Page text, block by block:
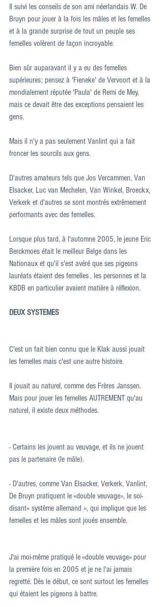
Il suivi les conseils de son ami néerlandais W. De
Bruyn pour jouer à la fois les mâles et les femelles
et à la grande surprise de tout un peuple ses
femelles volèrent de façon incroyable.
Bien sûr auparavant il y a eu des femelles
supérieures; pensez à 'Fieneke' de Vervoort et à la
mondialement réputée 'Paula' de Remi de Mey,
mais ce devait être des exceptions pensaient les
gens.
Mais il n'y a pas seulement Vanlint qui a fait
froncer les sourcils aux gens.
D'autres amateurs tels que Jos Vercammen, Van
Elsacker, Luc van Mechelen, Van Winkel, Broeckx,
Verkerk et d'autres se sont montrés extrêmement
performants avec des femelles.
Lorsque plus tard, à l'automne 2005, le jeune Eric
Berckmoes était le meilleur Belge dans les
Nationaux et qu'il s'est avéré que ses pigeons
lauréats étaient des femelles , les personnes et la
KBDB en particulier avaient matière à réflexion.
DEUX SYSTEMES
C'est un fait bien connu que le Klak aussi jouait
les femelles mais c'est une autre histoire.
Il jouait au naturel, comme des Frères Janssen.
Mais pour jouer les femelles AUTREMENT qu'au
naturel, il existe deux méthodes.
- Certains les jouent au veuvage, et ils ne jouent
pas le partenaire (le mâle).
- D'autres, comme Van Elsacker, Verkerk, Vanlint,
De Bruyn pratiquent le «double veuvage», le soi-
disant« système allemand », qui implique que les
femelles et les mâles sont joués ensemble.
J'ai moi-même pratiqué le «double veuvage» pour
la première fois en 2005 et je ne l'ai jamais
regretté. Dès le début, ce sont surtout les femelles
qui étaient les pigeons à battre.